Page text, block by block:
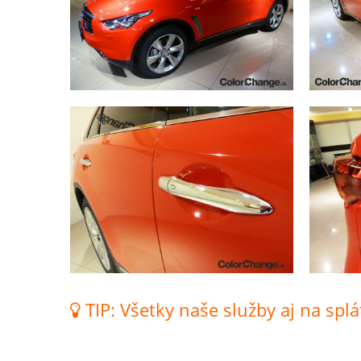
TIP: Všetky naše služby aj na